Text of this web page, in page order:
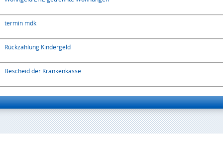
termin mdk
Rückzahlung Kindergeld
Bescheid der Krankenkasse